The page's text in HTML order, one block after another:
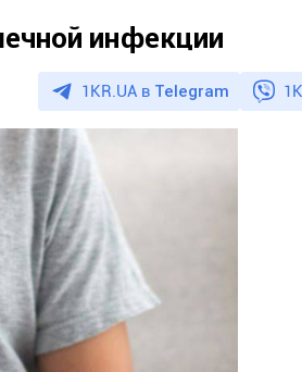
инфекции
1KR.UA в Telegram